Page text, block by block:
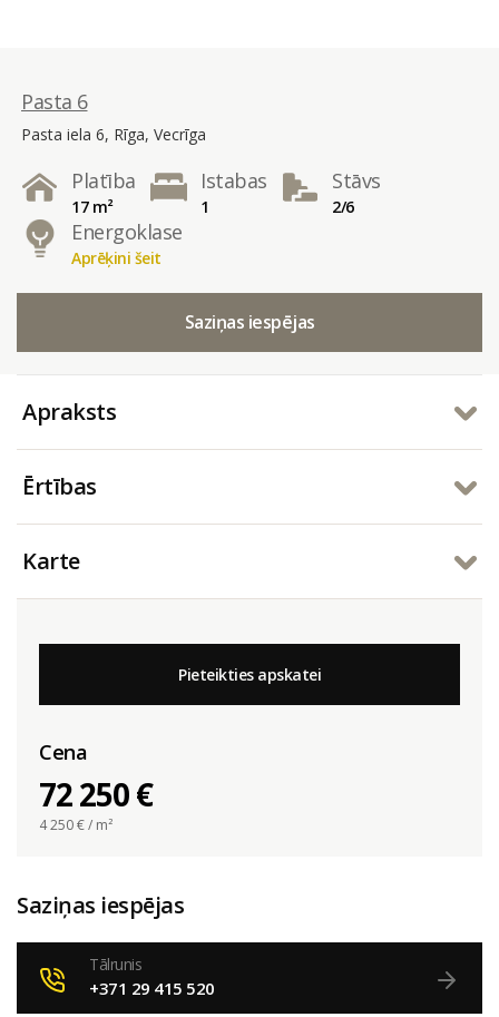
Pasta 6
Pasta iela 6, Rīga, Vecrīga
Platība
17 m²
Istabas
1
Stāvs
2/6
Energoklase
Aprēķini šeit
Saziņas iespējas
Apraksts
Ērtības
Karte
Pieteikties apskatei
Cena
72 250 €
4 250€ / m²
Saziņas iespējas
Tālrunis
+371 29 415 520